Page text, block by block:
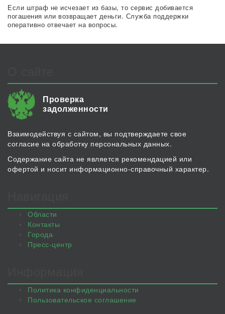
Если штраф не исчезает из базы, то сервис добивается
погашения или возвращает деньги. Служба поддержки
оперативно отвечает на вопросы.
Проверка
задолженности
Взаимодействуя с сайтом, вы подтверждаете свое
согласие на обработку персональных данных.
Содержание сайта не является рекомендацией или
офертой и носит информационно-справочный характер.
Области
Контакты
Города
Пресс-центр
Политика конфиденциальности
Пользовательское соглашение